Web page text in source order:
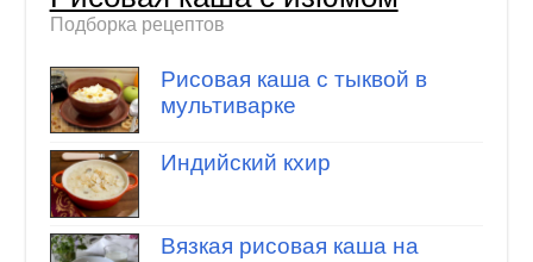
Подборка рецептов
Рисовая каша с тыквой в
мультиварке
Индийский кхир
Вязкая рисовая каша на